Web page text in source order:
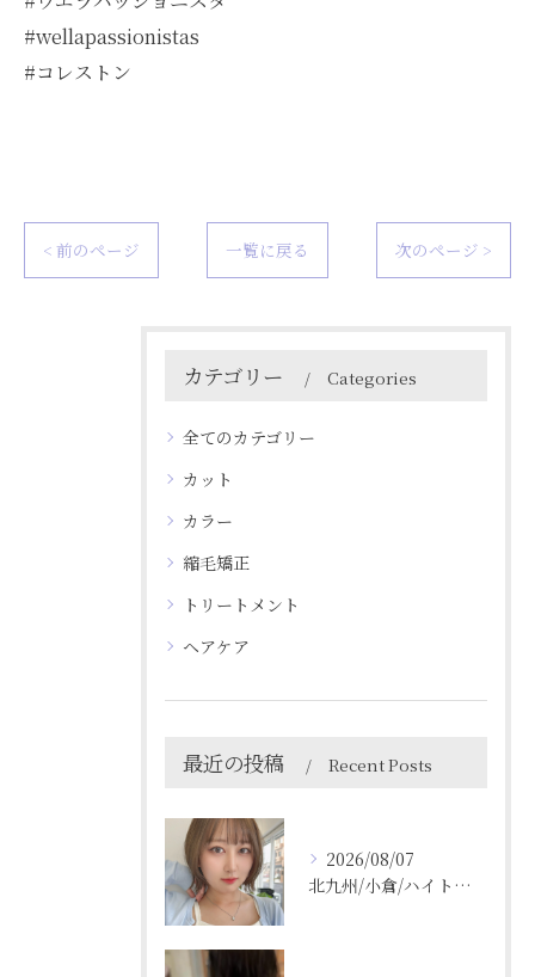
#wellapassionistas
#コレストン
< 前のページ 一覧に戻る 次のページ >
カテゴリー Categories
全てのカテゴリー
カット
カラー
縮毛矯正
トリートメント
ヘアケア
最近の投稿 Recent Posts
2026/08/07
北九州/小倉/ハイトーン/ケアブリーチ/ブリーチカラー